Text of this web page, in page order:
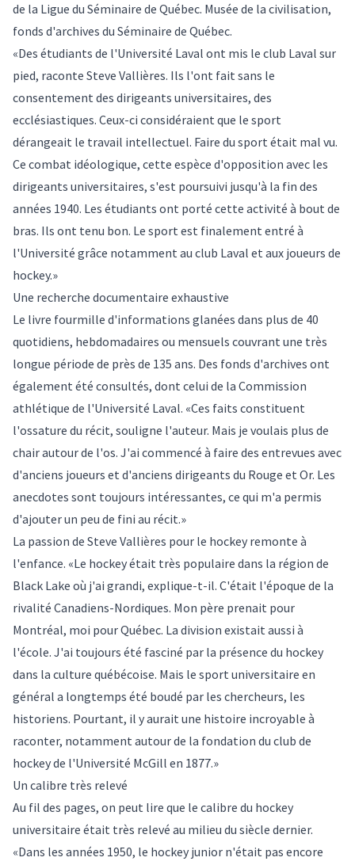
de la Ligue du Séminaire de Québec. Musée de la civilisation,
fonds d'archives du Séminaire de Québec.
«Des étudiants de l'Université Laval ont mis le club Laval sur
pied, raconte Steve Vallières. Ils l'ont fait sans le
consentement des dirigeants universitaires, des
ecclésiastiques. Ceux-ci considéraient que le sport
dérangeait le travail intellectuel. Faire du sport était mal vu.
Ce combat idéologique, cette espèce d'opposition avec les
dirigeants universitaires, s'est poursuivi jusqu'à la fin des
années 1940. Les étudiants ont porté cette activité à bout de
bras. Ils ont tenu bon. Le sport est finalement entré à
l'Université grâce notamment au club Laval et aux joueurs de
hockey.»
Une recherche documentaire exhaustive
Le livre fourmille d'informations glanées dans plus de 40
quotidiens, hebdomadaires ou mensuels couvrant une très
longue période de près de 135 ans. Des fonds d'archives ont
également été consultés, dont celui de la Commission
athlétique de l'Université Laval. «Ces faits constituent
l'ossature du récit, souligne l'auteur. Mais je voulais plus de
chair autour de l'os. J'ai commencé à faire des entrevues avec
d'anciens joueurs et d'anciens dirigeants du Rouge et Or. Les
anecdotes sont toujours intéressantes, ce qui m'a permis
d'ajouter un peu de fini au récit.»
La passion de Steve Vallières pour le hockey remonte à
l'enfance. «Le hockey était très populaire dans la région de
Black Lake où j'ai grandi, explique-t-il. C'était l'époque de la
rivalité Canadiens-Nordiques. Mon père prenait pour
Montréal, moi pour Québec. La division existait aussi à
l'école. J'ai toujours été fasciné par la présence du hockey
dans la culture québécoise. Mais le sport universitaire en
général a longtemps été boudé par les chercheurs, les
historiens. Pourtant, il y aurait une histoire incroyable à
raconter, notamment autour de la fondation du club de
hockey de l'Université McGill en 1877.»
Un calibre très relevé
Au fil des pages, on peut lire que le calibre du hockey
universitaire était très relevé au milieu du siècle dernier.
«Dans les années 1950, le hockey junior n'était pas encore